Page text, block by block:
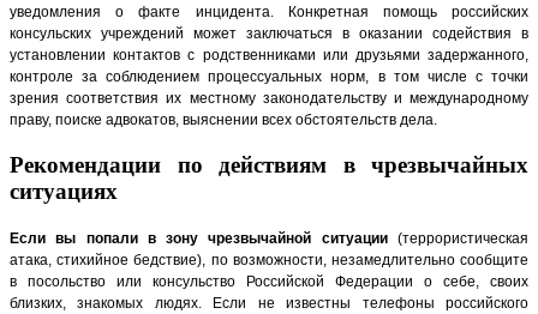
уведомления о факте инцидента. Конкретная помощь российских
консульских учреждений может заключаться в оказании содействия в
установлении контактов с родственниками или друзьями задержанного,
контроле за соблюдением процессуальных норм, в том числе с точки
зрения соответствия их местному законодательству и международному
праву, поиске адвокатов, выяснении всех обстоятельств дела.
Рекомендации по действиям в чрезвычайных
ситуациях
Если вы попали в зону чрезвычайной ситуации(террористическая
атака, стихийное бедствие), по возможности, незамедлительно сообщите
в посольство или консульство Российской Федерации о себе, своих
близких, знакомых людях. Если не известны телефоны российского